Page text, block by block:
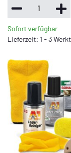
Sofort verfügbar
Lieferzeit: 1 - 3